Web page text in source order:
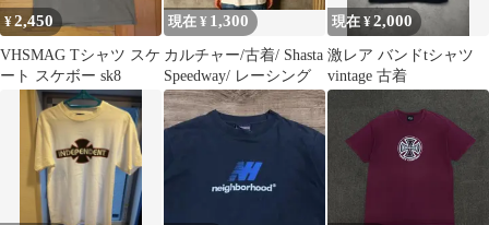
¥2,450
VHSMAG Tシャツ スケ
ート スケボー sk8
現在 ¥ 1,300
カルチャー/古着/ Shasta
Speedway/ レーシング
現在 ¥2,000
激レア バンドtシャツ
vintage 古着